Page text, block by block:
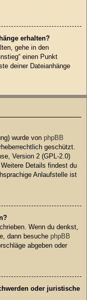
erhalten?
gehe in den
einen Punkt
deiner Dateianhänge
wurde von phpBB
geschützt.
Version 2 (GPL-2.0)
Details findest du
Anlaufstelle ist
Wenn du denkst,
dann besuche phpBB
abgeben oder
oder juristische